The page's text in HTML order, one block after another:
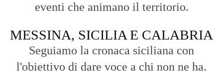
eventi che animano il territorio.
MESSINA, SICILIA E CALABRIA
Seguiamo la cronaca siciliana con
l'obiettivo di dare voce a chi non ne ha.